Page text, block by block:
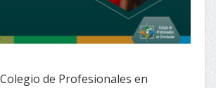
de Profesionales en